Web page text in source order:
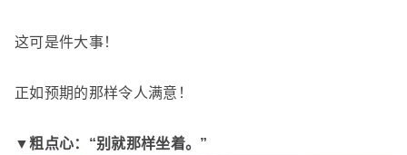
这可是件大事！
正如预期的那样令人满意！
▼粗点心：“别就那样坐着。”